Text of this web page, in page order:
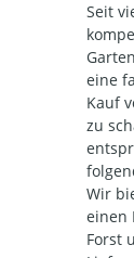
Seit
eine
Kauf
zu
Wir
einen
Forst